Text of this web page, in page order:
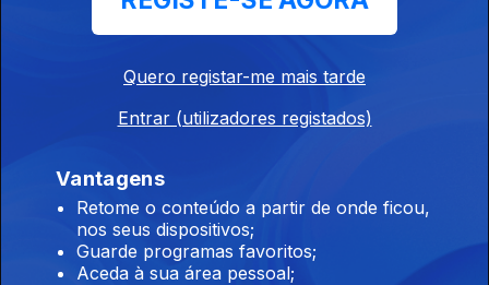
28 mai. 2026
A Sónia Morais Santos hoje traz-nos uma história enviada por
um ouvinte assíduo.
Há milagres na medicina
27 mai. 2026
Hoje, a Sónia Morais Santos traz-nos a história de Kate que
Quero registar-me mais tarde
Entrar (utilizadores registados)
Vantagens
Retome o conteúdo a partir de onde ficou,
nos seus dispositivos;
Guarde programas favoritos;
Aceda à sua área pessoal;